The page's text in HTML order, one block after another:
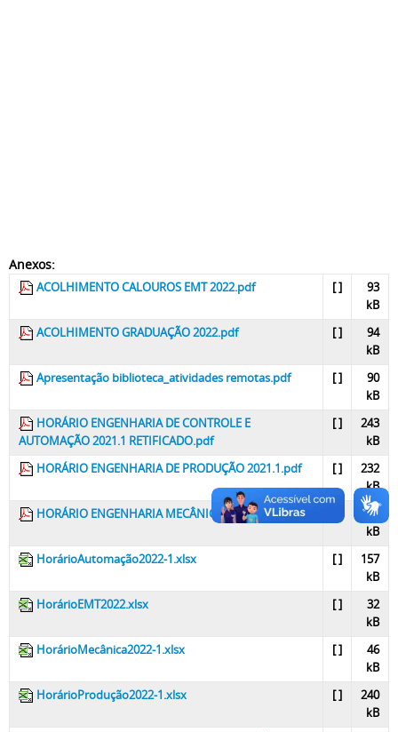
Anexos:
ACOLHIMENTO CALOUROS EMT 2022.pdf [ ]
93
kB
ACOLHIMENTO GRADUAÇÃO 2022.pdf
[ ]
94
kB
Apresentação biblioteca_atividades remotas.pdf
[ ]
90
kB
HORÁRIO ENGENHARIA DE CONTROLE E
AUTOMAÇÃO 2021.1 RETIFICADO.pdf
[ ]
243
kB
HORÁRIO ENGENHARIA DE PRODUÇÃO 2021.1.pdf
[ ]
232
kB
HORÁRIO ENGENHARIA MECÂNICA 2021.1.pdf
288
kB
HorárioAutomação2022-1.xlsx
[ ]
157
kB
HorárioEMT2022.xlsx
[ ]
32
kB
HorárioMecânica2022-1.xlsx
[ ]
46
kB
HorárioProdução2022-1.xlsx
[ ]
240
kB